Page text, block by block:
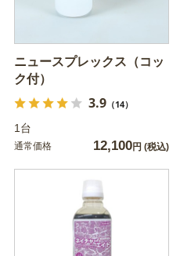
ニュースプレックス（コッ
ク付）
3.9（14）
1台
通常価格 12,100円 (税込)